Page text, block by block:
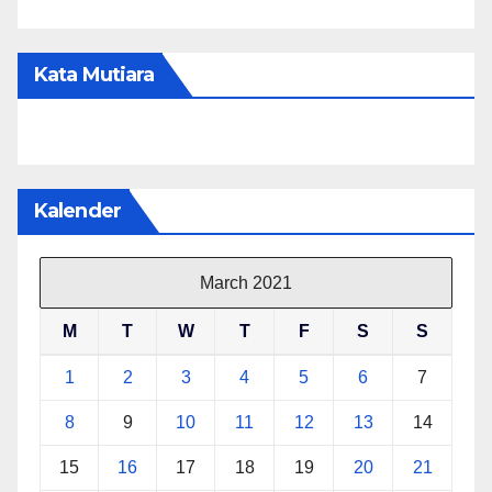
Kata Mutiara
Kalender
March 2021
M T W T F S S
1 2 3 4 5 6 7
8 9 10 11 12 13 14
15 16 17 18 19 20 21